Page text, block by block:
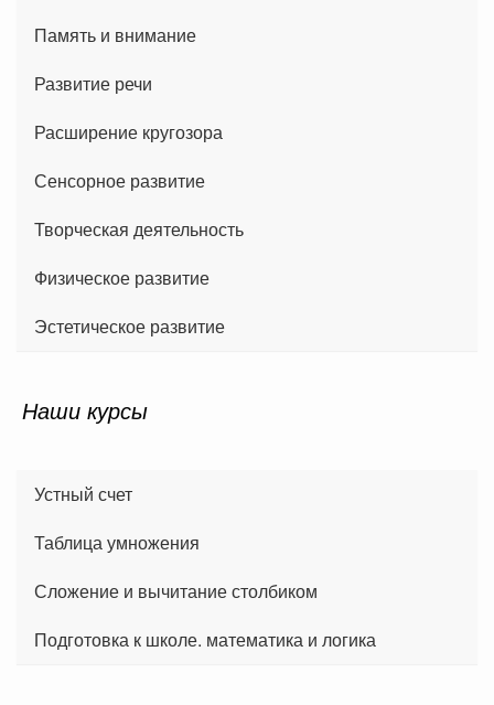
Память и внимание
Развитие речи
Расширение кругозора
Сенсорное развитие
Творческая деятельность
Физическое развитие
Эстетическое развитие
Наши курсы
Устный счет
Таблица умножения
Сложение и вычитание столбиком
Подготовка к школе. математика и логика